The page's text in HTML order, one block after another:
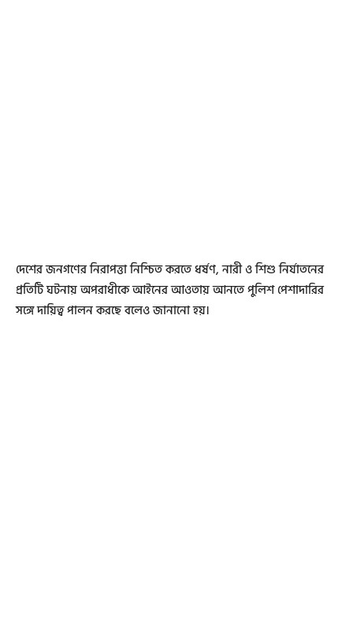
দেশের জনগণের নিরাপত্তা নিশ্চিত করতে ধর্ষণ, নারী ও শিশু নির্যাতনের
প্রতিটি ঘটনায় অপরাধীকে আইনের আওতায় আনতে পুলিশ পেশাদারির
সঙ্গে দায়িত্ব পালন করছে বলেও জানানো হয়।